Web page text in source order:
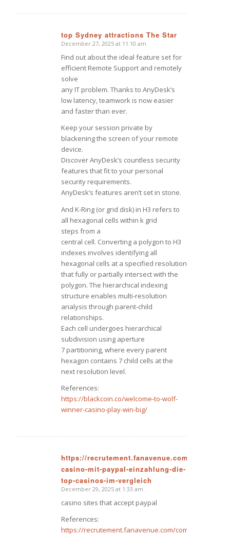
top Sydney attractions The Star
says:
December 27, 2025 at 11:10 am
Find out about the ideal feature set for
efficient Remote Support and remotely
solve
any IT problem. Thanks to AnyDesk’s
low latency, teamwork is now easier
and faster than ever.
Keep your session private by
blackening the screen of your remote
device.
Discover AnyDesk’s countless security
features that fit to your personal
security requirements.
AnyDesk’s features aren’t set in stone.
And K-Ring (or grid disk) in H3 refers to
all hexagonal cells within k grid
steps from a
central cell. Converting a polygon to H3
indexes involves identifying all
hexagonal cells at a specified resolution
that fully or partially intersect with the
polygon. The hierarchical indexing
structure enables multi-resolution
analysis through parent-child
relationships.
Each cell undergoes hierarchical
subdivision using aperture
7 partitioning, where every parent
hexagon contains 7 child cells at the
next resolution level.
References:
https://blackcoin.co/welcome-to-wolf-
winner-casino-play-win-big/
https://recrutement.fanavenue.com/
casino-mit-paypal-einzahlung-die-
top-casinos-im-vergleich
says:
December 29, 2025 at 1:33 am
casino sites that accept paypal
References:
https://recrutement.fanavenue.com/companies/